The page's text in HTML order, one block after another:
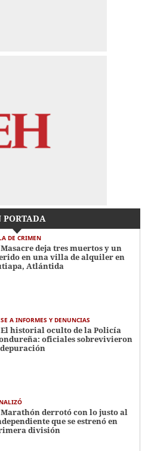
PORTADA
DE CRIMEN
Masacre deja tres muertos y un
en una villa de alquiler en
Atlántida
A INFORMES Y DENUNCIAS
El historial oculto de la Policía
oficiales sobrevivieron
Marathón derrotó con lo justo al
que se estrenó en
división